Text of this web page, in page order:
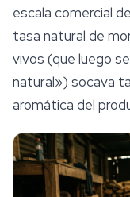
escala comercial
tasa natural de
vivos (que luego
natural») socava
aromática del